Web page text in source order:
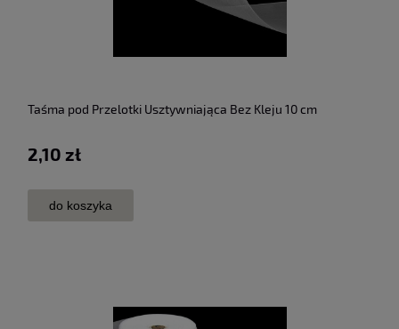
Taśma pod Przelotki Usztywniająca Bez Kleju 10 cm
2,10 zł
do koszyka